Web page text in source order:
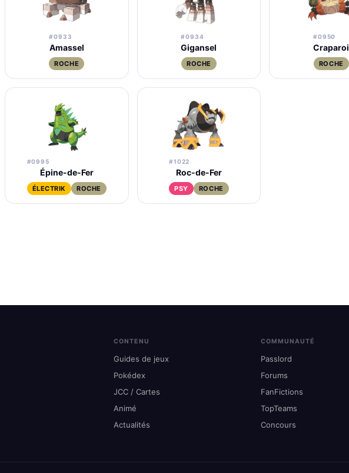
#0933
Amassel
ROCHE
#0934
Gigansel
ROCHE
#0950
Craparoi
ROCHE
#0995
Épine-de-Fer
ÉLECTRIK ROCHE
#1022
Roc-de-Fer
PSY ROCHE
CONTENU
Guides de jeux
Pokédex
JCC / Cartes
Animé
Actualités
COMMUNAUTÉ
Passlord
Forums
FanFictions
TopTeams
Concours